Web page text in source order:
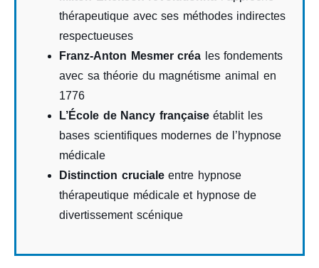
thérapeutique avec ses méthodes indirectes
respectueuses
Franz-Anton Mesmer créa les fondements
avec sa théorie du magnétisme animal en
1776
L’École de Nancy françaiseétablit les
bases scientifiques modernes de l’hypnose
médicale
Distinction crucialeentre hypnose
thérapeutique médicale et hypnose de
divertissement scénique